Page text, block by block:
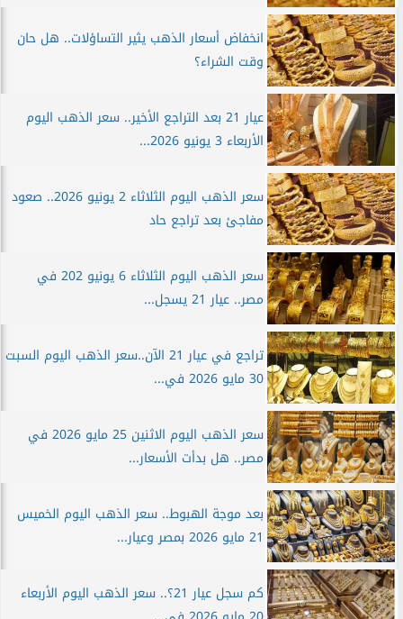
انخفاض أسعار الذهب يثير التساؤلات.. هل حان
وقت الشراء؟
عيار 21 بعد التراجع الأخير.. سعر الذهب اليوم
الأربعاء 3 يونيو 2026...
سعر الذهب اليوم الثلاثاء 2 يونيو 2026.. صعود
مفاجئ بعد تراجع حاد
سعر الذهب اليوم الثلاثاء 6 يونيو 202 في
مصر.. عيار 21 يسجل...
تراجع في عيار 21 الآن..سعر الذهب اليوم السبت
30 مايو 2026 في...
سعر الذهب اليوم الاثنين 25 مايو 2026 في
مصر.. هل بدأت الأسعار...
بعد موجة الهبوط.. سعر الذهب اليوم الخميس
21 مايو 2026 بمصر وعيار...
كم سجل عيار 21؟.. سعر الذهب اليوم الأربعاء